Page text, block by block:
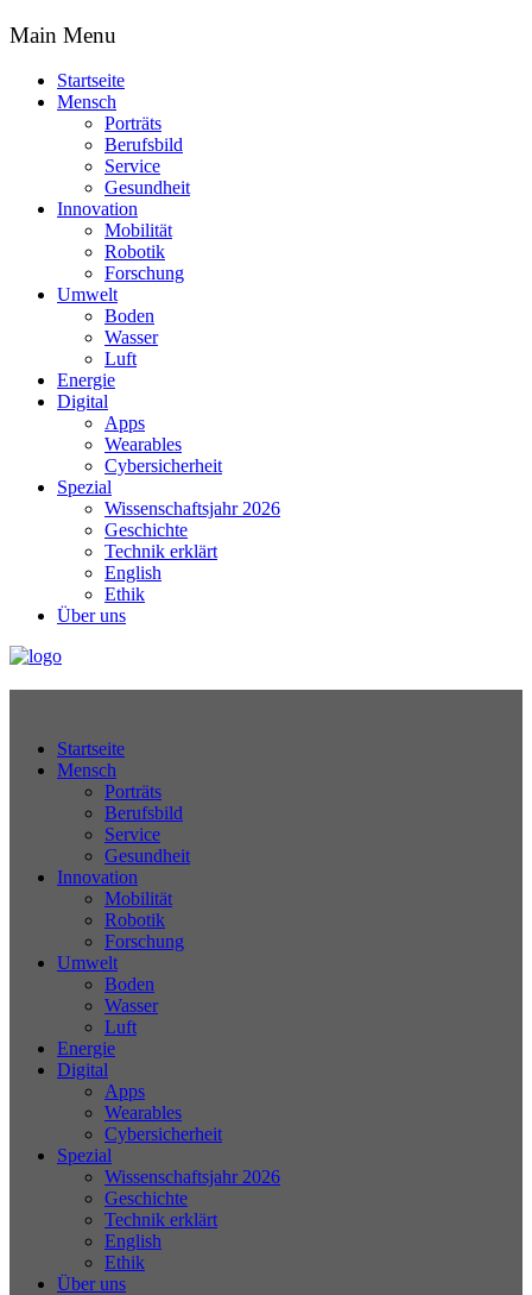
Main Menu
Startseite
Mensch
Porträts
Berufsbild
Service
Gesundheit
Innovation
Mobilität
Robotik
Forschung
Umwelt
Boden
Wasser
Luft
Energie
Digital
Apps
Wearables
Cybersicherheit
Spezial
Wissenschaftsjahr 2026
Geschichte
Technik erklärt
English
Ethik
Über uns
Startseite
Mensch
Porträts
Berufsbild
Service
Gesundheit
Innovation
Mobilität
Robotik
Forschung
Umwelt
Boden
Wasser
Luft
Energie
Digital
Apps
Wearables
Cybersicherheit
Spezial
Wissenschaftsjahr 2026
Geschichte
Technik erklärt
English
Ethik
Über uns